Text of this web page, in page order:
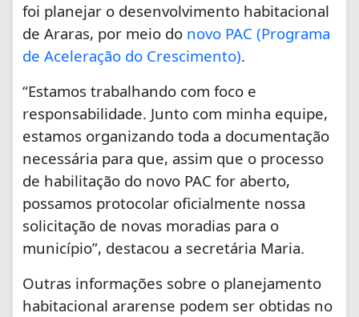
foi planejar o desenvolvimento habitacional
de Araras, por meio do novo PAC (Programa
de Aceleração do Crescimento).
“Estamos trabalhando com foco e
responsabilidade. Junto com minha equipe,
estamos organizando toda a documentação
necessária para que, assim que o processo
de habilitação do novo PAC for aberto,
possamos protocolar oficialmente nossa
solicitação de novas moradias para o
município”, destacou a secretária Maria.
Outras informações sobre o planejamento
habitacional ararense podem ser obtidas no